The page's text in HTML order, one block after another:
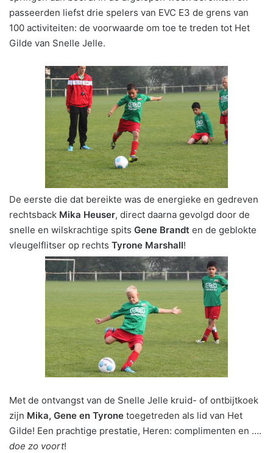
passeerden liefst drie spelers van EVC E3 de grens van
100 activiteiten: de voorwaarde om toe te treden tot Het
Gilde van Snelle Jelle.
De eerste die dat bereikte was de energieke en gedreven
rechtsback Mika Heuser, direct daarna gevolgd door de
snelle en wilskrachtige spits Gene Brandt en de geblokte
vleugelflitser op rechts Tyrone Marshall!
Met de ontvangst van de Snelle Jelle kruid- of ontbijtkoek
zijn Mika, Gene en Tyrone toegetreden als lid van Het
Gilde! Een prachtige prestatie, Heren: complimenten en ….
doe zo voort!